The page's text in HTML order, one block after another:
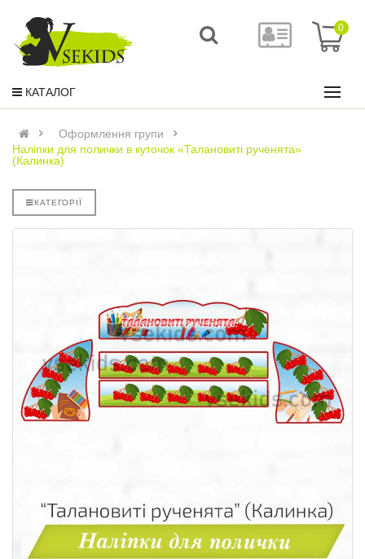
0
КАТАЛОГ
Оформлення групи
Наліпки для полички в куточок «Талановиті рученята»
(Калинка)
КАТЕГОРІЇ